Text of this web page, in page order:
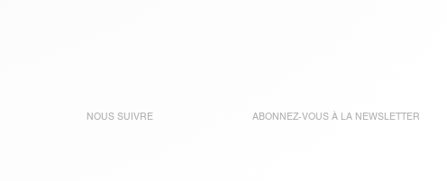
NOUS SUIVRE ABONNEZ-VOUS À LA NEWSLETTER